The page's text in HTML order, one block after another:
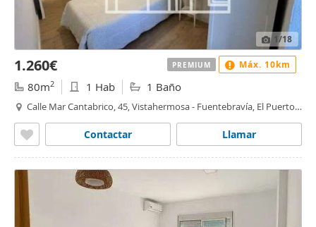
1/18
1.260€
80m2 1 Hab 1 Baño
Calle Mar Cantabrico, 45, Vistahermosa - Fuentebravía, El Puerto
Llamar
Contactar
PREMIUM Máx. 10km